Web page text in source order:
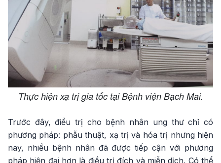
Thực hiện xạ trị gia tốc tại Bệnh viện Bạch Mai.
Trước đây, điều trị cho bệnh nhân ung thư chỉ có
phương pháp: phẫu thuật, xạ trị và hóa trị nhưng hiện
nay, nhiều bệnh nhân đã được tiếp cận với phương
pháp hiện đại hơn là điều trị đích và miễn dịch. Có thể